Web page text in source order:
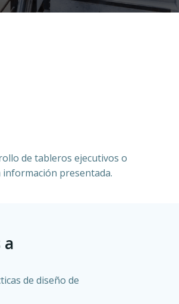
de tableros ejecutivos o
presentada.
de diseño de